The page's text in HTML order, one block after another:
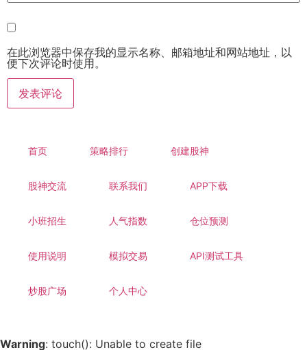
在此浏览器中保存我的显示名称、邮箱地址和网站地址，以
便下次评论时使用。
首页 策略排行 创建股神
股神交流 联系我们 APP下载
小班招生 人气指数 仓位预测
使用说明 模拟交易 API测试工具
炒股广场 个人中心
Warning: touch(): Unable to create file